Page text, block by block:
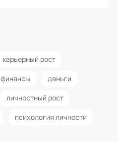
карьерный рост
финансы деньги
личностный рост
психология личности